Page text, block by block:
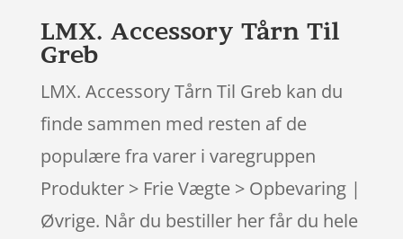
LMX. Accessory Tårn Til
Greb
LMX. Accessory Tårn Til Greb kan du
finde sammen med resten af de
populære fra varer i varegruppen
Produkter > Frie Vægte > Opbevaring |
Øvrige. Når du bestiller her får du hele